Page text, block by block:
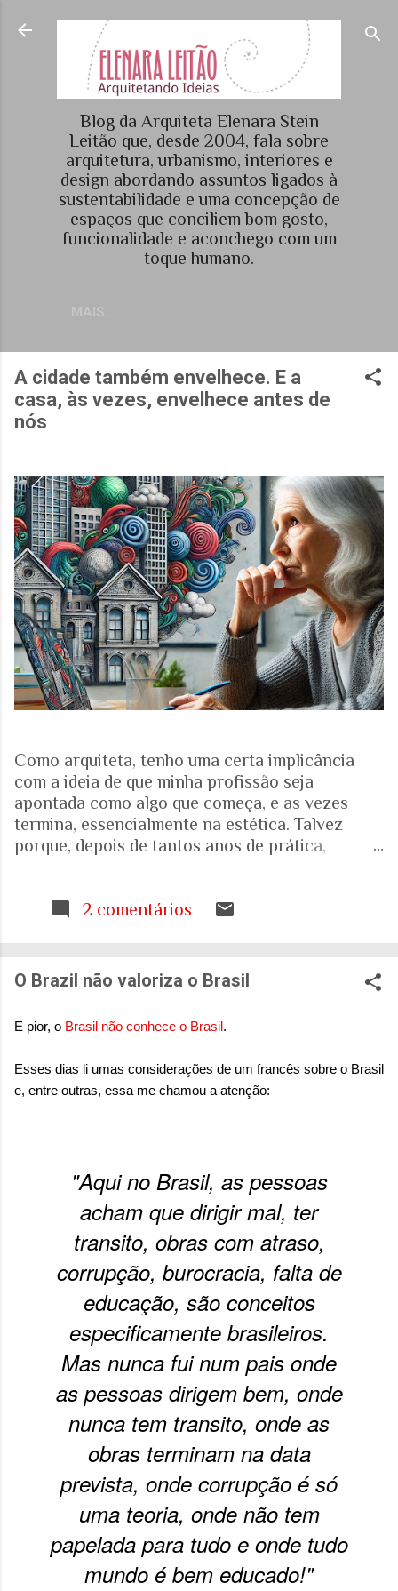
Pular para o conteúdo principal
Blog da Arquiteta Elenara Stein
Leitão que, desde 2004, fala sobre
arquitetura, urbanismo, interiores e
design abordando assuntos ligados à
sustentabilidade e uma concepção de
espaços que conciliem bom gosto,
funcionalidade e aconchego com um
toque humano.
A cidade também envelhece. E a
casa, às vezes, envelhece antes de
nós
Como arquiteta, tenho uma certa implicância
com a ideia de que minha profissão seja
apontada como algo que começa, e as vezes
termina, essencialmente na estética. Talvez
porque, depois de tantos anos de prática,
cada vez mais evidente para mim que uma porta,
aquilo que aparece nas fotografias dos
mostra que o Brasil está envelhecendo
aprendemos a desenhar nos livros de geografia
já não representa o país que temos. E ainda
há uma pergunta simples por trás de tudo isso:
onde queremos envelhecer? A resposta da
2 comentários
O Brazil não valoriza o Brasil
E pior, o Brasil não conhece o Brasil.
Esses dias li umas considerações de um francês sobre o Brasil
e, entre outras, essa me chamou a atenção:
"Aqui no Brasil, as pessoas
acham que dirigir mal, ter
transito, obras com atraso,
corrupção, burocracia, falta de
educação, são conceitos
especificamente brasileiros.
Mas nunca fui num pais onde
as pessoas dirigem bem, onde
nunca tem transito, onde as
obras terminam na data
prevista, onde corrupção é só
uma teoria, onde não tem
papelada para tudo e onde tudo
mundo é bem educado!"